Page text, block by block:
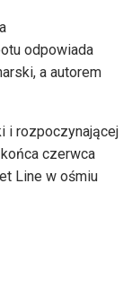
odpowiada
a autorem
i rozpoczynającej
czerwca
Line w ośmiu